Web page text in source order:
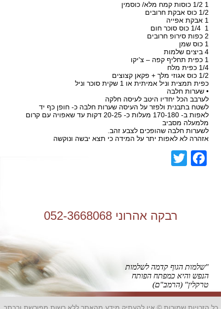
1 1/2 כוסות קמח מלא/ כוסמין
1/2 כוס אבקת חרובים
1 אבקת אפייה
1 1/4 כוס סוכר חום
2 כפות סירופ חרובים
1 כוס שמן
4 ביצים שלמות
1 כפית תחליף קפה – צ'יקו
1/4 כפית מלח
1/2 כוס אגוזי מלך + פקאן קצוצים
כפית תמצית וניל אמיתית או 1 שקית סוכר וניל
• שערות חלבה
לערבב הכל יחדיו היטב לעיסה חלקה
לשטח בתבנית ולפזר על העיסה שערות חלבה כ- חופן כף יד
לאפות ב- 170-180 מעלות כ- 20-25 דקות עד שאפויה עם קרום
מלמעלה מסביב
לשערות חלבה שהופכים לצבע זהב.
אזהרה לא לאפות יתר על המידה כי תצא יבשה ונוקשה
Facebook
רבקה אהרוני 052-3668068
"שלמות הגוף קדמה לשלמות
הנפש והיא כמפתח הפותח
טרקלין" (הרמב"ם)